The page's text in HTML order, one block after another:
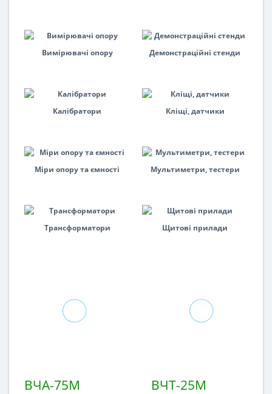
Вимірювачі опору Демонстраційні стенди
Калібратори Кліщі, датчики
Міри опору та ємності Мультиметри, тестери
Трансформатори Щитові прилади
ВЧА-75М ВЧТ-25М